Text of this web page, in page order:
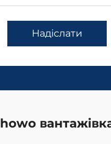
Надіслати
howo